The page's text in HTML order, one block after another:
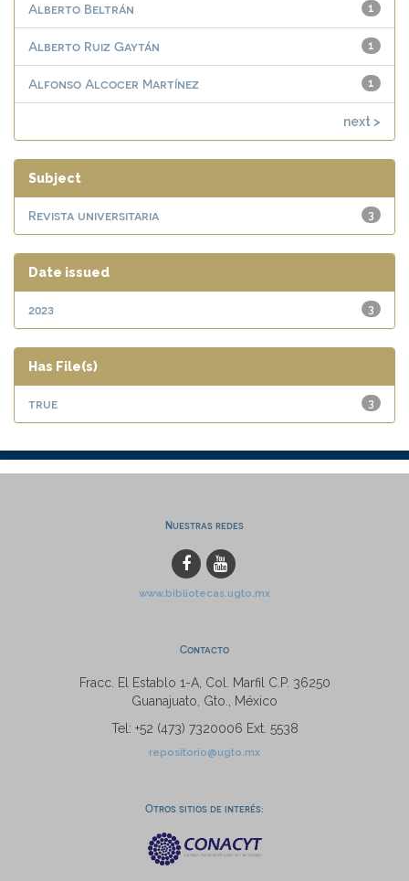
1
Alberto Beltrán
1
Alberto Ruiz Gaytán
1
Alfonso Alcocer Martínez
next >
Subject
3
Revista universitaria
Date issued
3
2023
Has File(s)
3
true
Nuestras redes
www.bibliotecas.ugto.mx
Contacto
Fracc. El Establo 1-A, Col. Marfil C.P. 36250
Guanajuato, Gto., México
Tel: +52 (473) 7320006 Ext. 5538
repositorio@ugto.mx
Otros sitios de interés: